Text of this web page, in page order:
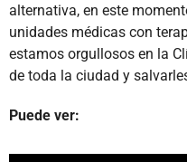
alternativa, en este
unidades médicas con
estamos orgullosos en la
de toda la ciudad y
Puede ver: